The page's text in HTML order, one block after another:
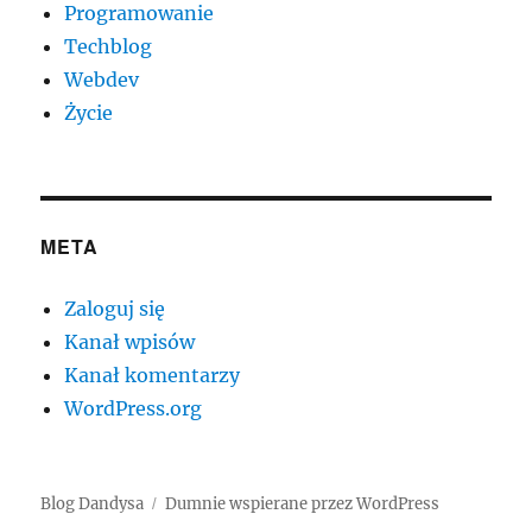
Programowanie
Techblog
Webdev
Życie
META
Zaloguj się
Kanał wpisów
Kanał komentarzy
WordPress.org
Blog Dandysa Dumnie wspierane przez WordPress